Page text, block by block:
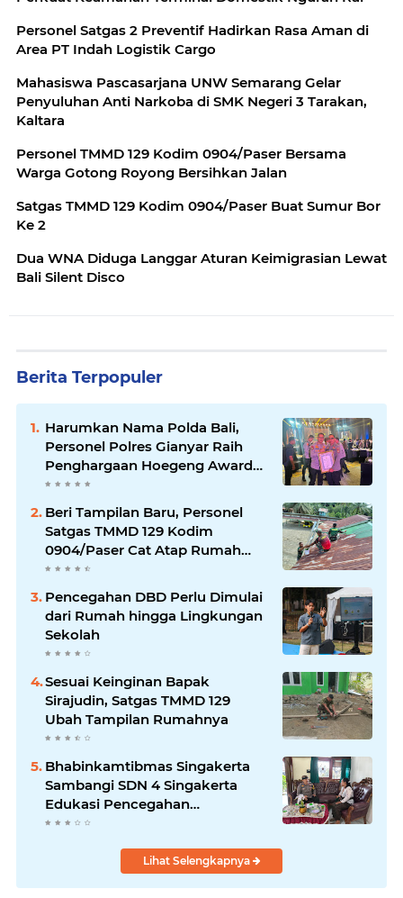
Personel Satgas 2 Preventif Hadirkan Rasa Aman di
Area PT Indah Logistik Cargo
Mahasiswa Pascasarjana UNW Semarang Gelar
Penyuluhan Anti Narkoba di SMK Negeri 3 Tarakan,
Kaltara
Personel TMMD 129 Kodim 0904/Paser Bersama
Warga Gotong Royong Bersihkan Jalan
Satgas TMMD 129 Kodim 0904/Paser Buat Sumur Bor
Ke 2
Dua WNA Diduga Langgar Aturan Keimigrasian Lewat
Bali Silent Disco
Berita Terpopuler
Harumkan Nama Polda Bali,
Personel Polres Gianyar Raih
Penghargaan Hoegeng Awards
2026
Beri Tampilan Baru, Personel
Satgas TMMD 129 Kodim
0904/Paser Cat Atap Rumah
Marbot
Pencegahan DBD Perlu Dimulai
dari Rumah hingga Lingkungan
Sekolah
Sesuai Keinginan Bapak
Sirajudin, Satgas TMMD 129
Ubah Tampilan Rumahnya
Bhabinkamtibmas Singakerta
Sambangi SDN 4 Singakerta
Edukasi Pencegahan
Penculikan Anak
Lihat Selengkapnya